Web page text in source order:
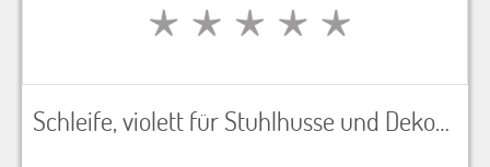
Schleife, violett für Stuhlhusse und Dekoration